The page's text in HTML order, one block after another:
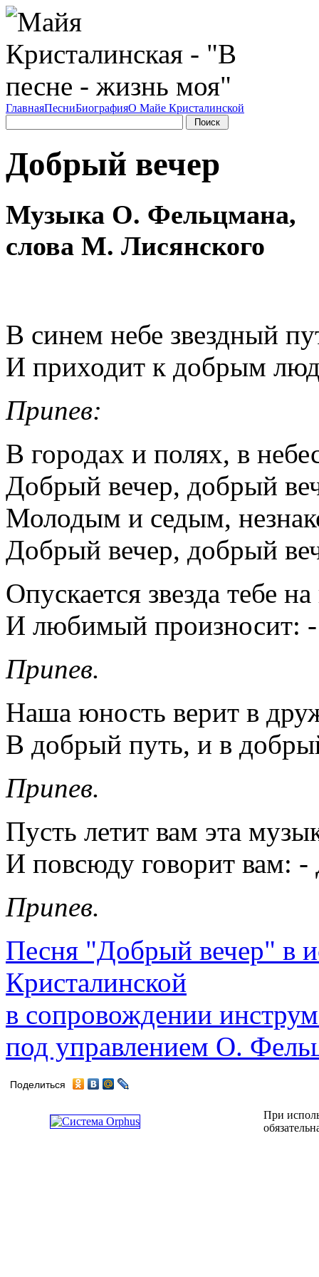
ГлавнаяПесниБиографияО Майе Кристалинской
Добрый вечер
Музыка О. Фельцмана,
слова М. Лисянского
В синем небе звездный
И приходит к добрым
Припев:
В городах и полях, в
Добрый вечер, добрый
Молодым и седым,
Добрый вечер, добрый
Опускается звезда тебе
И любимый произносит:
Припев.
Наша юность верит в
В добрый путь, и в
Припев.
Пусть летит вам эта
И повсюду говорит вам:
Припев.
Песня "Добрый вечер" в
Кристалинской
в сопровождении
под управлением О.
Поделиться
При